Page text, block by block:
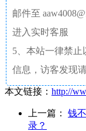
邮件至
进入实时客服
5、本站一律禁
信息，访客发现
本文链接： http://
上一篇： 钱
录？